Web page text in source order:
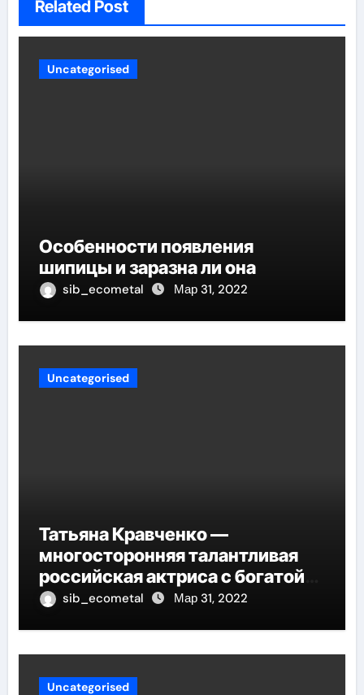
Related Post
Uncategorised
Особенности появления
шипицы и заразна ли она
sib_ecometal Мар 31, 2022
Uncategorised
Татьяна Кравченко —
многосторонняя талантливая
российская актриса с богатой
биографией и успешной
sib_ecometal Мар 31, 2022
Uncategorised